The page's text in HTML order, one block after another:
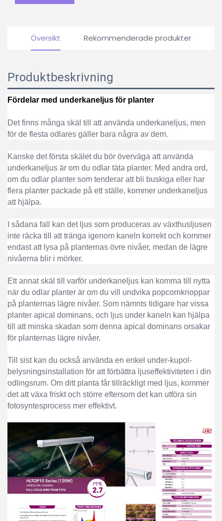
Översikt Rekommenderade produkter
Produktbeskrivning
Fördelar med underkaneljus för planter
Det finns många skäl till att använda underkaneljus, men
för de flesta odlares gäller bara några av dem.
Kanske det första skälet du bör överväga att använda
underkaneljus är om du odlar täta planter. Med andra ord,
om du odlar planter som tenderar att bli buskiga eller har
flera planter packade på ett ställe, kommer underkaneljus
att hjälpa.
I sådana fall kan det ljus som produceras av växthusljusen
inte räcka till att tränga igenom kaneln korrekt och kommer
endast att lysa på planternas övre nivåer, medan de lägre
nivåerna blir i mörker.
Ett annat skäl till varför underkaneljus kan komma till nytta
när du odlar planter är om du vill undvika popcornknoppar
på planternas lägre nivåer. Som nämnts tidigare har vissa
planter apical dominans, och ljus under kaneln kan hjälpa
till att minska skadan som denna apical dominans orsakar
för planternas lägre nivåer.
Till sist kan du också använda en enkel under-kupol-
belysningsinstallation för att förbättra ljuseffektiviteten i din
odlingsrum. Om ditt planta får tillräckligt med ljus, kommer
det att växa friskt och större eftersom det kan utföra sin
fotosyntesprocess mer effektivt.